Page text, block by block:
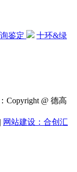
鉴定
十环&绿
Copyright @ 德高
| 网站建设：合创汇